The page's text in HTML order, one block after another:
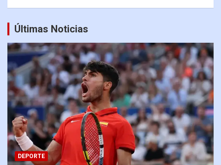
Últimas Noticias
DEPORTE